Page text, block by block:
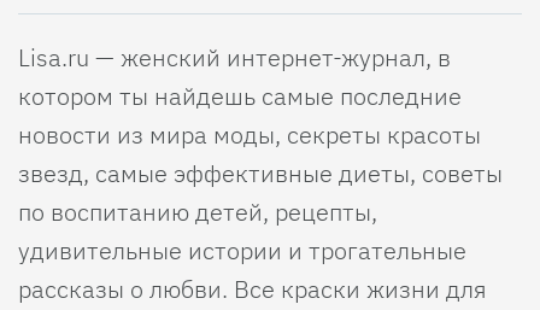
Lisa.ru — женский интернет-журнал, в
котором ты найдешь самые последние
новости из мира моды, секреты красоты
звезд, самые эффективные диеты, советы
по воспитанию детей, рецепты,
удивительные истории и трогательные
рассказы о любви. Все краски жизни для